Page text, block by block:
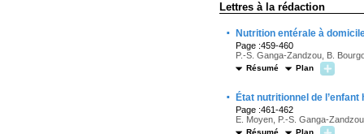
Lettres à la rédaction
· Nutrition entérale à
Page :459-460
P.-S. Ganga-Zandzou, B.
Résumé Plan
· État nutritionnel de
Page :461-462
E. Moyen, P.-S. Ganga-
Résumé Plan